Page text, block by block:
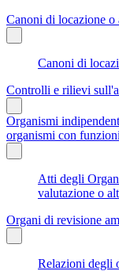
Canoni di locazione o
Canoni di
Controlli e rilievi
Organismi
organismi con
Atti degli
valutazione o
Organi di revisione
Relazioni degli